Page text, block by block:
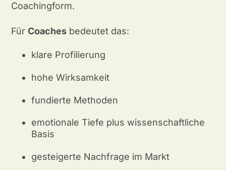
Coachingform.
FürCoaches bedeutet das:
klare Profilierung
hohe Wirksamkeit
fundierte Methoden
emotionale Tiefe plus wissenschaftliche
Basis
gesteigerte Nachfrage im Markt